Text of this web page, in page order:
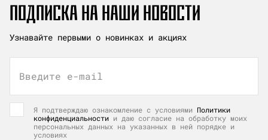
ПОДПИСКА НА НАШИ НОВОСТИ
Узнавайте первыми о новинках и акциях
Введите e-mail
Я подтверждаю ознакомление с условиями Политики
конфиденциальности и даю согласие на обработку моих
персональных данных на указанных в ней порядке и
условиях